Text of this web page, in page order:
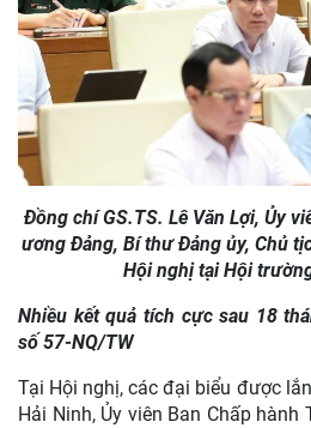
Đồng chí GS.TS. Lê Văn Lợi, Ủy
ương Đảng, Bí thư Đảng ủy, Chủ
Hội nghị tại Hội
Nhiều kết quả tích cực sau 18
số 57-NQ/TW
Tại Hội nghị, các đại biểu được
Hải Ninh, Ủy viên Ban Chấp hành